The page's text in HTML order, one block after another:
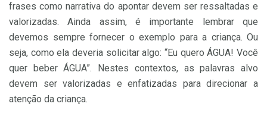
frases como narrativa do apontar devem ser ressaltadas e
valorizadas. Ainda assim, é importante lembrar que
devemos sempre fornecer o exemplo para a criança. Ou
seja, como ela deveria solicitar algo: “Eu quero ÁGUA! Você
quer beber ÁGUA”. Nestes contextos, as palavras alvo
devem ser valorizadas e enfatizadas para direcionar a
atenção da criança.